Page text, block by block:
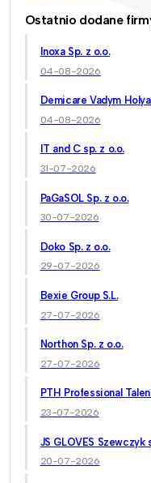
Ostatnio dodane
Inoxa Sp. z o.o.
04-08-2026
Demicare Vadym
04-08-2026
IT and C sp. z o.o.
31-07-2026
PaGaSOL Sp. z o.o.
30-07-2026
Doko Sp. z o.o.
29-07-2026
Bexie Group S.L.
27-07-2026
Northon Sp. z o.o.
27-07-2026
PTH Professional
23-07-2026
JS GLOVES Szewczyk
20-07-2026